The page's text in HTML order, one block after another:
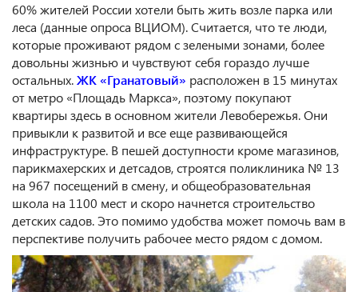
60% жителей России хотели быть жить возле парка или
леса (данные опроса ВЦИОМ). Считается, что те люди,
которые проживают рядом с зелеными зонами, более
довольны жизнью и чувствуют себя гораздо лучше
остальных.ЖК «Гранатовый» расположен в 15 минутах
от метро «Площадь Маркса», поэтому покупают
квартиры здесь в основном жители Левобережья. Они
привыкли к развитой и все еще развивающейся
инфраструктуре. В пешей доступности кроме магазинов,
парикмахерских и детсадов, строятся поликлиника № 13
на 967 посещений в смену, и общеобразовательная
школа на 1100 мест и скоро начнется строительство
детских садов. Это помимо удобства может помочь вам в
перспективе получить рабочее место рядом с домом.